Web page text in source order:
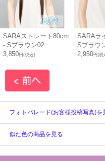
SARAストレート80cm
- Sブラウン02
3,850円(税込)
SARAラ
Sブラウ
2,950円(税
フォトパレード(お客様投稿写真)を
似た色の商品を見る